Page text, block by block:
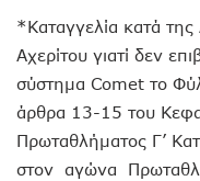
*Καταγγελία κατά
Αχερίτου γιατί δεν
σύστημα Comet το
άρθρα 13-15 του
Πρωταθλήματος Γ’
στον αγώνα